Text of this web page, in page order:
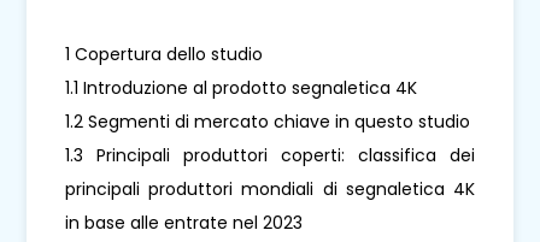
1 Copertura dello studio
1.1 Introduzione al prodotto segnaletica 4K
1.2 Segmenti di mercato chiave in questo studio
1.3 Principali produttori coperti: classifica dei
principali produttori mondiali di segnaletica 4K
in base alle entrate nel 2023